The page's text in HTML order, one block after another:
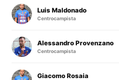
Luis Maldonado
Centrocampista
Alessandro Provenzano
Centrocampista
Giacomo Rosaia